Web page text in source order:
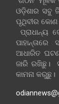
ଓଡ଼ିଶାର ସବୁ
ପୃଥିବୀର
ପ୍ରାଧାନ୍ୟ
ଆଧାରିତ
ଜାରି ରଖିଛୁ।
କାମନା କରୁଛୁ।